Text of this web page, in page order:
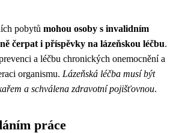
pobytů mohou osoby s invalidním
čerpat i příspěvky na lázeňskou léčbu.
a léčbu chronických onemocnění a
organismu. Lázeňská léčba musí být
a schválena zdravotní pojišťovnou.
práce